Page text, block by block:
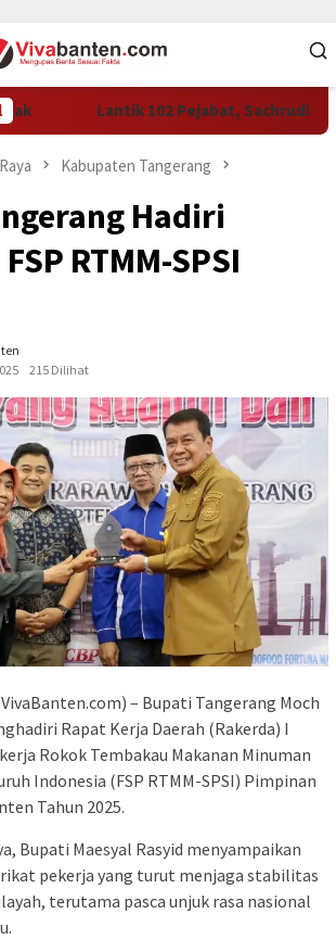
Lantik 102 Pejabat, Sachrudin
Kabupaten Tangerang
Hadiri
RTMM-SPSI
215 Dilihat
– Bupati Tangerang Moch
Rapat Kerja Daerah (Rakerda) I
Rokok Tembakau Makanan Minuman
Indonesia (FSP RTMM-SPSI) Pimpinan
Tahun 2025.
Bupati Maesyal Rasyid menyampaikan
pekerja yang turut menjaga stabilitas
terutama pasca unjuk rasa nasional